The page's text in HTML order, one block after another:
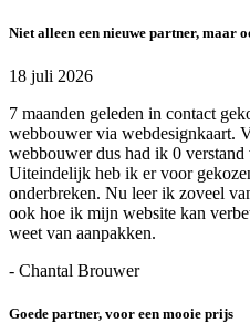
Niet alleen een nieuwe partner, maar
18 juli 2026
7 maanden geleden in contact
webbouwer via webdesignkaart.
webbouwer dus had ik 0 verstand
Uiteindelijk heb ik er voor
onderbreken. Nu leer ik zoveel
ook hoe ik mijn website kan
weet van aanpakken.
- Chantal Brouwer
Goede partner, voor een mooie prijs